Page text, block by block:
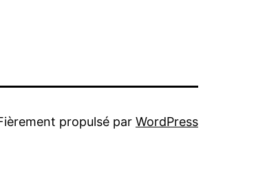
propulsé par WordPress